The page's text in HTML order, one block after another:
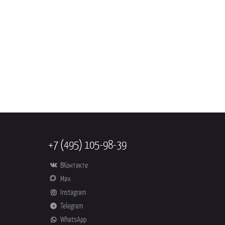
+7 (495) 105-98-39
ВКонтакте
Max
Instagram
Telegram
WhatsApp